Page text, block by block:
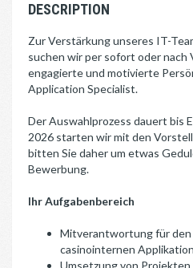
DESCRIPTION
Zur Verstärkung unseres IT-
suchen wir per sofort oder nach
engagierte und motivierte
Application Specialist.
Der Auswahlprozess dauert bis
2026 starten wir mit den
bitten Sie daher um etwas
Bewerbung.
Ihr Aufgabenbereich
Mitverantwortung für
casinointernen
Umsetzung von